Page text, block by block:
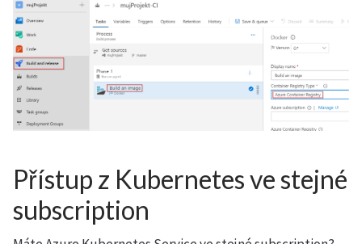
Přístup z Kubernetes ve stejné
subscription